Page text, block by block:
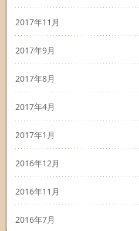
2017年11月
2017年9月
2017年8月
2017年4月
2017年1月
2016年12月
2016年11月
2016年7月